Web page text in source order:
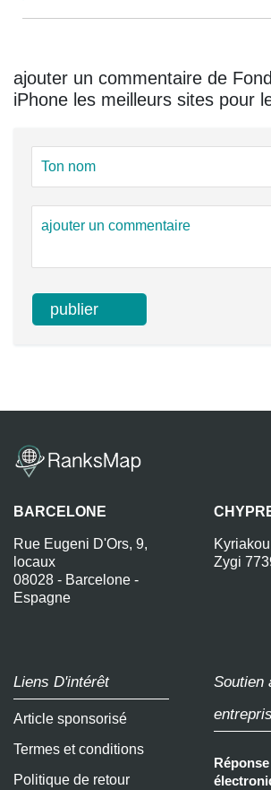
ajouter un commentaire de
iPhone les meilleurs sites pour
BARCELONE
Rue Eugeni D'Ors, 9,
locaux
08028 - Barcelone -
Espagne
Zygi
Liens D'intérêt
Article sponsorisé
Termes et conditions
Politique de retour
Soutien